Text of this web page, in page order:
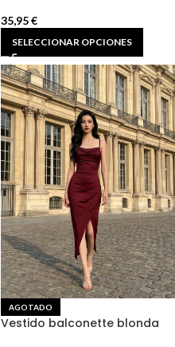
35,95€
SELECCIONAR OPCIONES
AGOTADO
Vestido balconette blonda